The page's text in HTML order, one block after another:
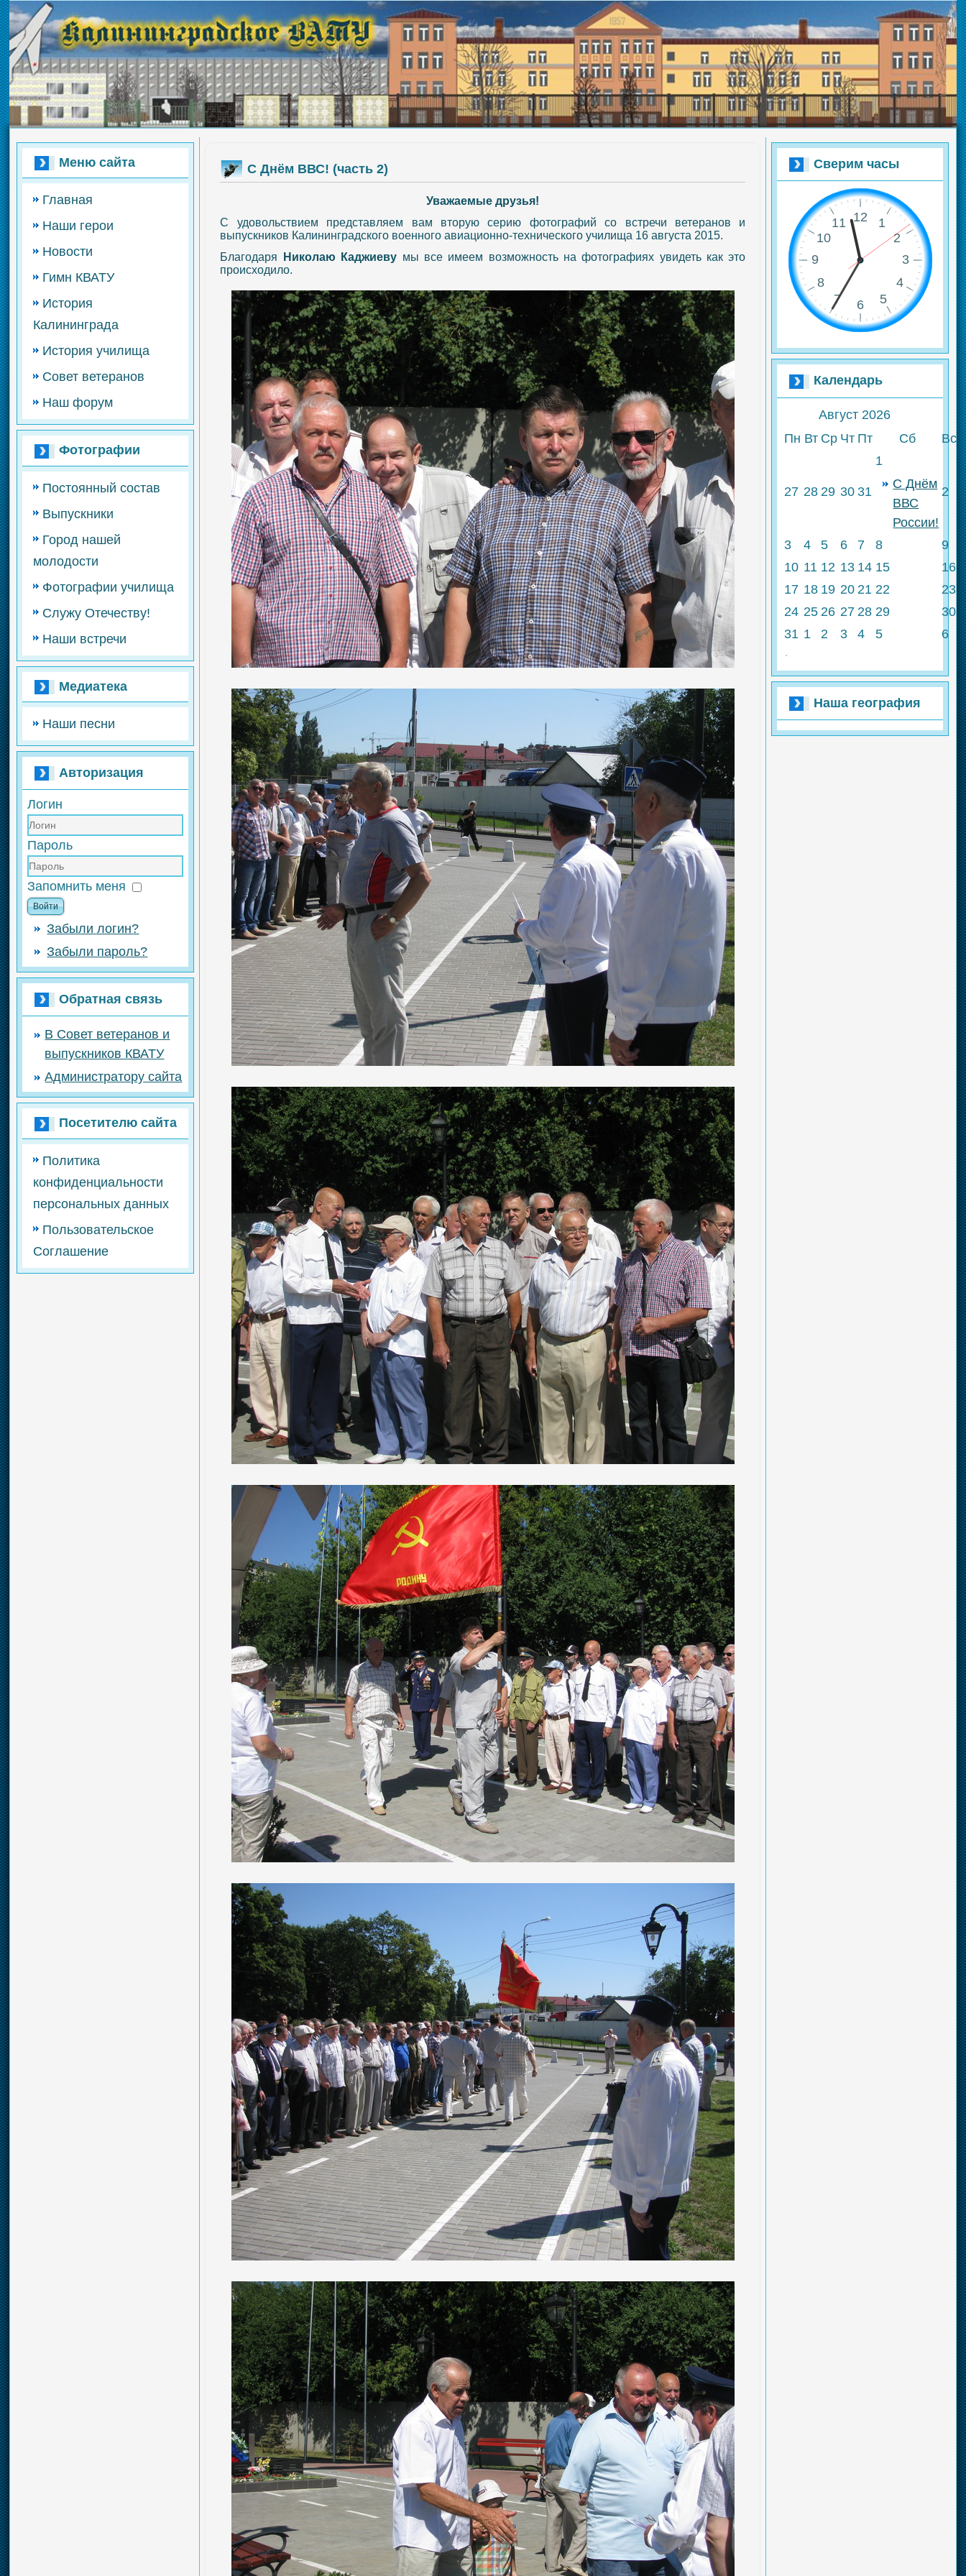
Меню сайта
Главная
Наши герои
Новости
Гимн КВАТУ
История
Калининграда
История училища
Совет ветеранов
Наш форум
Фотографии
Постоянный состав
Выпускники
Город нашей
молодости
Фотографии училища
Служу Отечеству!
Наши встречи
Медиатека
Наши песни
Авторизация
Логин
Пароль
Запомнить меня
Войти
Забыли логин?
Забыли пароль?
Обратная связь
В Совет ветеранов и
выпускников КВАТУ
Администратору сайта
Посетителю сайта
Политика
конфиденциальности
персональных данных
Пользовательское
Соглашение
С Днём ВВС! (часть 2)
Уважаемые друзья!
С удовольствием представляем вам вторую серию фотографий со встречи ветеранов и
выпускников Калининградского военного авиационно-технического училища 16 августа 2015.
Благодаря
Николаю Каджиеву мы все имеем возможность на фотографиях увидеть как это
происходило.
Сверим часы
Календарь
Август 2026
Пн Вт Ср Чт Пт Сб Вс
27 28 29 30 31
1
С Днём
ВВС
России!
2
3 4 5 6 7 8
9
10 11 12 13 14 15
16
17 18 19 20 21 22
23
24 25 26 27 28 29
30
31 1 2 3 4 5 6
Наша география